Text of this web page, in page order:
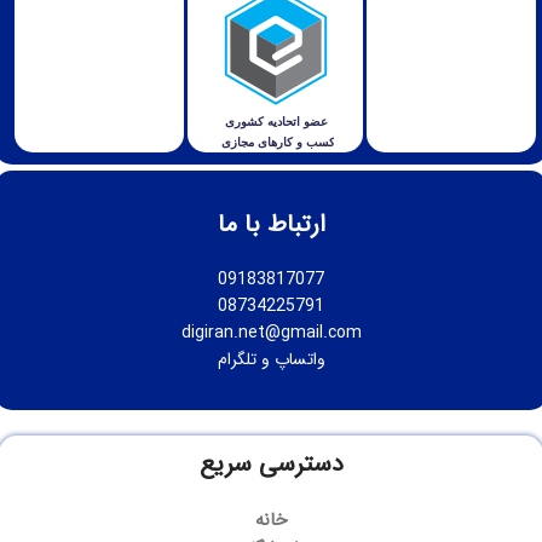
ارتباط با ما
09183817077
08734225791
digiran.net@gmail.com
واتساپ وتلگرام
دسترسی سریع
خانه